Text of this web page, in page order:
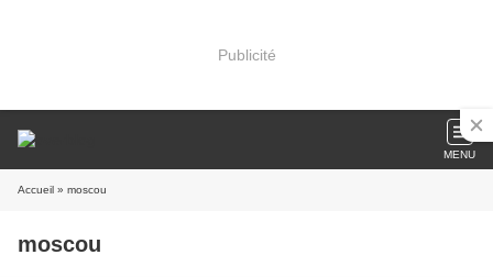
Publicité
MENU
Accueil » moscou
moscou